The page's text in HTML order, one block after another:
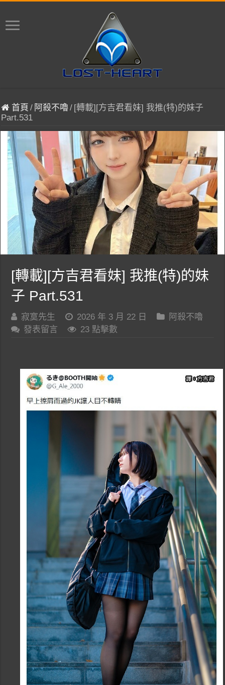
首頁 / 阿殺不嚕/ [轉載][方吉君看妹] 我推(特)的妹子
Part.531
[轉載][方吉君看妹] 我推(特)的妹
子 Part.531
寂寞先生 2026 年 3 月 22 日
阿殺不嚕
發表留言
23 點擊數